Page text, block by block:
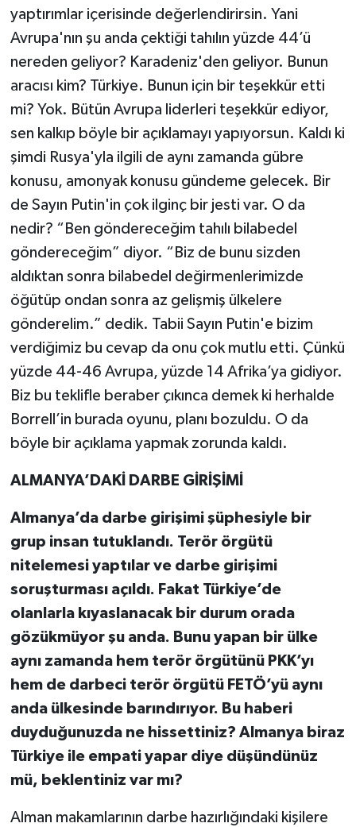
yaptırımlar içerisinde değerlendirirsin. Yani
Avrupa'nın şu anda çektiği tahılın yüzde 44’ü
nereden geliyor? Karadeniz'den geliyor. Bunun
aracısı kim? Türkiye. Bunun için bir teşekkür etti
mi? Yok. Bütün Avrupa liderleri teşekkür ediyor,
sen kalkıp böyle bir açıklamayı yapıyorsun. Kaldı ki
şimdi Rusya'yla ilgili de aynı zamanda gübre
konusu, amonyak konusu gündeme gelecek. Bir
de Sayın Putin'in çok ilginç bir jesti var. O da
nedir? “Ben göndereceğim tahılı bilabedel
göndereceğim” diyor. “Biz de bunu sizden
aldıktan sonra bilabedel değirmenlerimizde
öğütüp ondan sonra az gelişmiş ülkelere
gönderelim.” dedik. Tabii Sayın Putin'e bizim
verdiğimiz bu cevap da onu çok mutlu etti. Çünkü
yüzde 44-46 Avrupa, yüzde 14 Afrika’ya gidiyor.
Biz bu teklifle beraber çıkınca demek ki herhalde
Borrell’in burada oyunu, planı bozuldu. O da
böyle bir açıklama yapmak zorunda kaldı.
ALMANYA’DAKİ DARBE GİRİŞİMİ
Almanya’da darbe girişimi şüphesiyle bir
grup insan tutuklandı. Terör örgütü
nitelemesi yaptılar ve darbe girişimi
soruşturması açıldı. Fakat Türkiye’de
olanlarla kıyaslanacak bir durum orada
gözükmüyor şu anda. Bunu yapan bir ülke
aynı zamanda hem terör örgütünü PKK’yı
hem de darbeci terör örgütü FETÖ’yü aynı
anda ülkesinde barındırıyor. Bu haberi
duyduğunuzda ne hissettiniz? Almanya biraz
Türkiye ile empati yapar diye düşündünüz
mü, beklentiniz var mı?
Alman makamlarının darbe hazırlığındaki kişilere